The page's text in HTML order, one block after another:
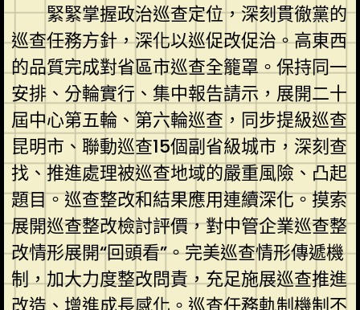
緊緊掌握政治巡查定位，深刻貫徹黨的
巡查任務方針，深化以巡促改促治。高東西
的品質完成對省區市巡查全籠罩。保持同一
安排、分輪實行、集中報告請示，展開二十
屆中心第五輪、第六輪巡查，同步提級巡查
昆明市、聯動巡查15個副省級城市，深刻查
找、推進處理被巡查地域的嚴重風險、凸起
題目。巡查整改和結果應用連續深化。摸索
展開巡查整改檢討評價，對中管企業巡查整
改情形展開“回頭看”。完美巡查情形傳遞機
制，加大力度整改問責，充足施展巡查推進